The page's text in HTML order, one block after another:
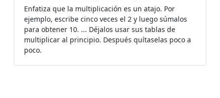
Enfatiza que la multiplicación es un atajo. Por
ejemplo, escribe cinco veces el 2 y luego súmalos
para obtener 10. ... Déjalos usar sus tablas de
multiplicar al principio. Después quítaselas poco a
poco.